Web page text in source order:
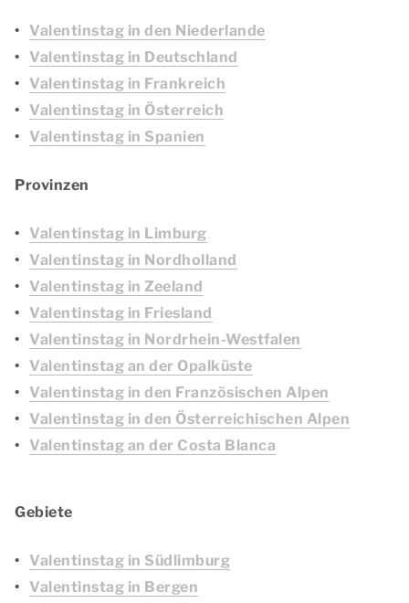
Valentinstag in den Niederlande
Valentinstag in Deutschland
Valentinstag in Frankreich
Valentinstag in Österreich
Valentinstag in Spanien
Provinzen
Valentinstag in Limburg
Valentinstag in Nordholland
Valentinstag in Zeeland
Valentinstag in Friesland
Valentinstag in Nordrhein-Westfalen
Valentinstag an der Opalküste
Valentinstag in den Französischen Alpen
Valentinstag in den Österreichischen Alpen
Valentinstag an der Costa Blanca
Gebiete
Valentinstag in Südlimburg
Valentinstag in Bergen